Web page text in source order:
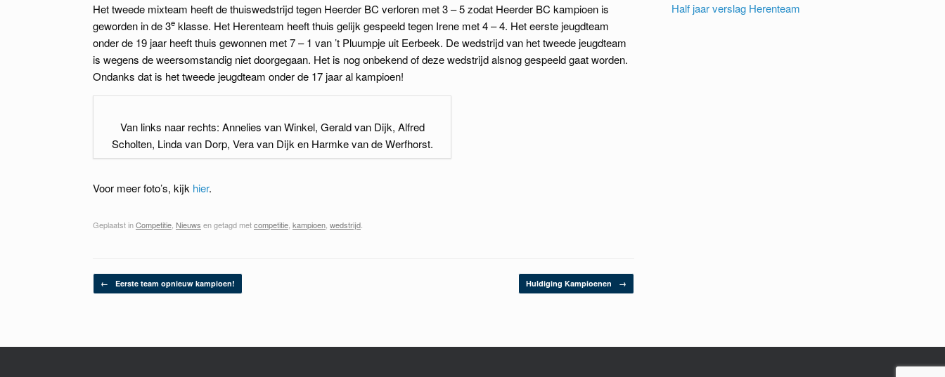
Het tweede mixteam heeft de thuiswedstrijd tegen Heerder BC verloren met 3 – 5 zodat Heerder BC kampioen is
geworden in de 3e klasse. Het Herenteam heeft thuis gelijk gespeeld tegen Irene met 4 – 4. Het eerste jeugdteam
onder de 19 jaar heeft thuis gewonnen met 7 – 1 van ’t Pluumpje uit Eerbeek. De wedstrijd van het tweede jeugdteam
is wegens de weersomstandig niet doorgegaan. Het is nog onbekend of deze wedstrijd alsnog gespeeld gaat worden.
Ondanks dat is het tweede jeugdteam onder de 17 jaar al kampioen!
Van links naar rechts: Annelies van Winkel, Gerald van Dijk, Alfred
Scholten, Linda van Dorp, Vera van Dijk en Harmke van de Werfhorst.
Voor meer foto’s, kijk hier.
Geplaatst inCompetitie Nieuws en getagd metcompetitie kampioen wedstrijd
Berichtnavigatie
← Eerste team opnieuw kampioen! Huldiging Kampioenen →
Half jaar verslag Herenteam